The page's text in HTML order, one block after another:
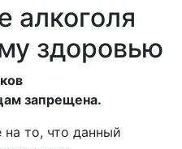
алкоголя
здоровью
запрещена.
то, что данный